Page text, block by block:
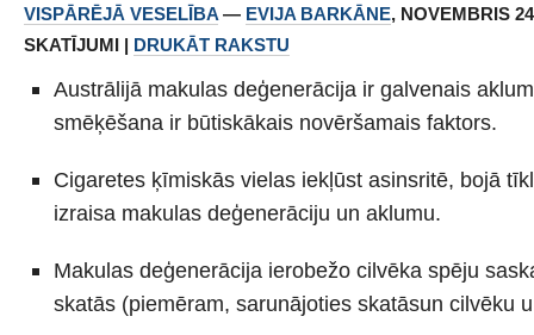
VISPĀRĒJĀ VESELĪBA — EVIJA BARKĀNE, NOVEMBRIS
SKATĪJUMI | DRUKĀT RAKSTU
Austrālijā makulas deģenerācija ir galvenais
smēķēšana ir būtiskākais novēršamais faktors.
Cigaretes ķīmiskās vielas iekļūst asinsritē, bojā
izraisa makulas deģenerāciju un aklumu.
Makulas deģenerācija ierobežo cilvēka spēju
skatās (piemēram, sarunājoties skatāsun cilvēku